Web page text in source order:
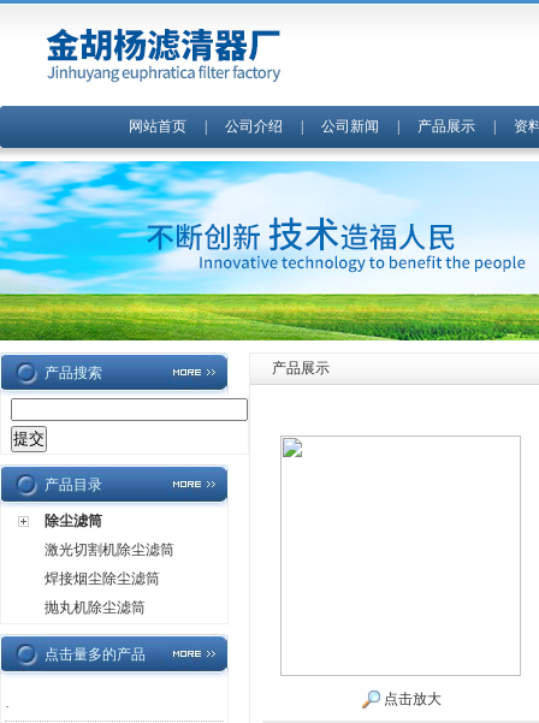
网站首页 公司介绍 公司新闻 产品展示 资
产品搜索
产品目录
除尘滤筒
激光切割机除尘滤筒
焊接烟尘除尘滤筒
抛丸机除尘滤筒
点击量多的产品
·
产品展示
点击放大